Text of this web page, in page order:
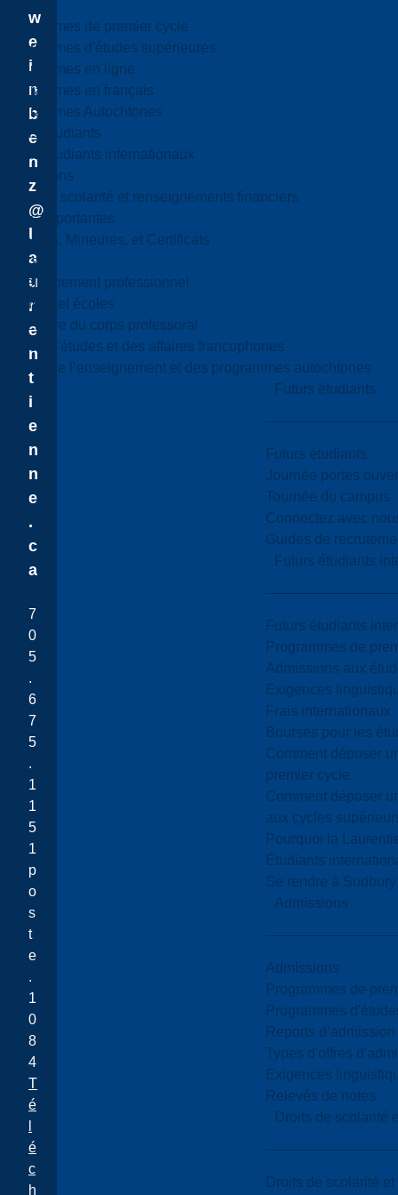
Programmes de premier cycle
Programmes d'études supérieures
Programmes en ligne
Programmes en français
Programmes Autochtones
Futurs étudiants
Futurs étudiants internationaux
Admissions
Droits de scolarité et renseignements financiers
Dates importantes
Majeures, Mineures, et Certificats
Cours
Développement professionnel
Facultés et écoles
Répertoire du corps professoral
Bureau d'études et des affaires francophones
Bureau de l’enseignement et des programmes autochtones
Futurs étudiants
Futurs étudiants
Journée portes
Tournée du campus
Connectez avec
Guides de
Futurs étudiants
Futurs étudiants
Programmes de
Admissions aux
Exigences
Frais internationaux
Bourses pour les
Comment déposer
premier cycle
Comment déposer
aux cycles
Pourquoi la
Étudiants
Se rendre à Sudbury
Admissions
Admissions
Programmes de
Programmes
Reports d’admission
Types d'offres
Exigences
Relevés de notes
Droits de scolarité
Droits de scolarité
w
e
i
n
b
e
n
z
@
l
a
u
r
e
n
t
i
e
n
n
e
.
c
a
7
0
5
.
6
7
5
.
1
1
5
1
p
o
s
t
e
.
1
0
8
4
T
é
é
c
h